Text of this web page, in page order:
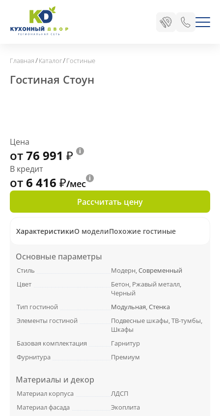
Главная/Каталог/Гостиные
Гостиная Стоун
Цена
от 76 991 ₽
В кредит
от 6 416 ₽/мес
Рассчитать цену
ХарактеристикиО моделиПохожие гостиные
Основные параметры
Стиль Модерн,Современный
Цвет
Бетон, Ржавый металл,
Черный
Тип гостиной
Модульная,Стенка
Элементы гостиной
Подвесные шкафы, ТВ-тумбы,
Шкафы
Базовая комплектация
Гарнитур
Фурнитура
Премиум
Материалы и декор
Материал корпуса
ЛДСП
Материал фасада
Экоплита